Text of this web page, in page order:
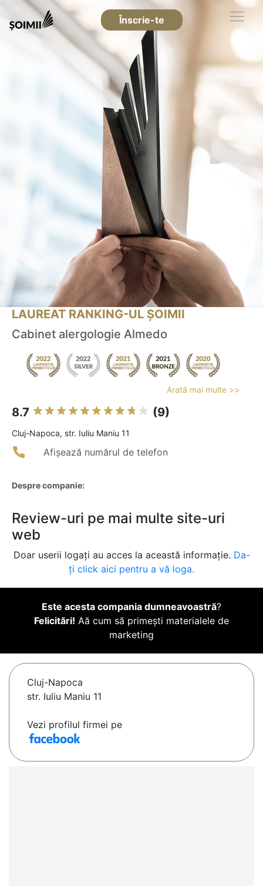
Înscrie-te
LAUREAT RANKING-UL ȘOIMII
Cabinet alergologie Almedo
Arată mai multe >>
8.7 (9)
Cluj-Napoca, str. Iuliu Maniu 11
Afișează numărul de telefon
Despre companie:
Review-uri pe mai multe site-uri
web
Doar userii logați au acces la această informație. Da-
ți click aici pentru a vă loga.
Este acesta compania dumneavoastră?
Felicitări! Aă cum să primești materialele de
marketing
Cluj-Napoca
str. Iuliu Maniu 11
Vezi profilul firmei pe